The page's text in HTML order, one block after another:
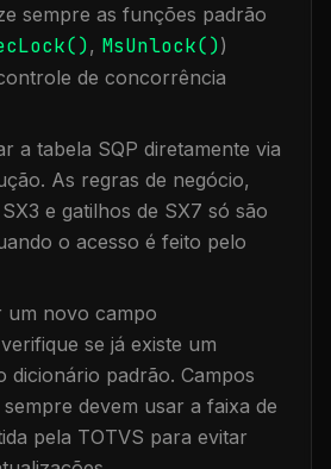
sempre as funções padrão
, MsUnlock())
de concorrência
a tabela SQP diretamente via
As regras de negócio,
e gatilhos de SX7 só são
o acesso é feito pelo
um novo campo
se já existe um
dicionário padrão. Campos
devem usar a faixa de
pela TOTVS para evitar